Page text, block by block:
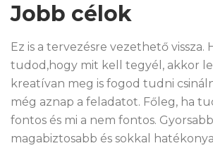
Jobb célok
Ez is a tervezésre vezethető vissza.
tudod,hogy mit kell tegyél, akkor
kreatívan meg is fogod tudni
még aznap a feladatot. Főleg, ha
fontos és mi a nem fontos.
magabiztosabb és sokkal